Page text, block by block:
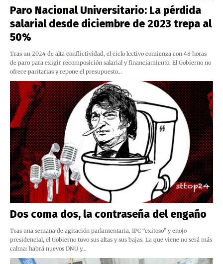
Paro Nacional Universitario: La pérdida
salarial desde diciembre de 2023 trepa al
50%
Tras un 2024 de alta conflictividad, el ciclo lectivo comienza con 48 horas
de paro para exigir recomposición salarial y financiamiento. El Gobierno no
ofrece paritarias y repone el presupuesto…
Dos coma dos, la contraseña del engaño
Tras una semana de agitación parlamentaria, IPC “exitoso” y enojo
presidencial, el Gobierno tuvo sus altas y sus bajas. La que viene no será más
calma: habrá nuevos DNU y…